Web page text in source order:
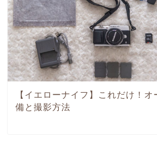
【イエローナイフ】これだけ！
備と撮影方法